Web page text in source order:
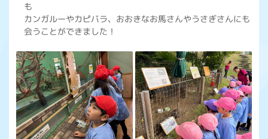
も
カンガルーやカピバラ、おおきなお馬さんやうさぎさんにも
会うことができました！